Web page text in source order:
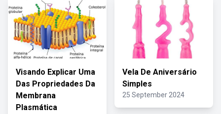
Visando Explicar Uma
Das Propriedades Da
Membrana
Plasmática
Vela De Aniversário
Simples
25 September 2024